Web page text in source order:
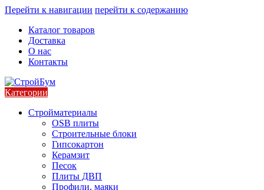
Перейти к навигации перейти к содержанию
Каталог товаров
Доставка
О нас
Контакты
Категории
Стройматериалы
OSB плиты
Строительные блоки
Гипсокартон
Керамзит
Песок
Плиты ДВП
Профили, маяки